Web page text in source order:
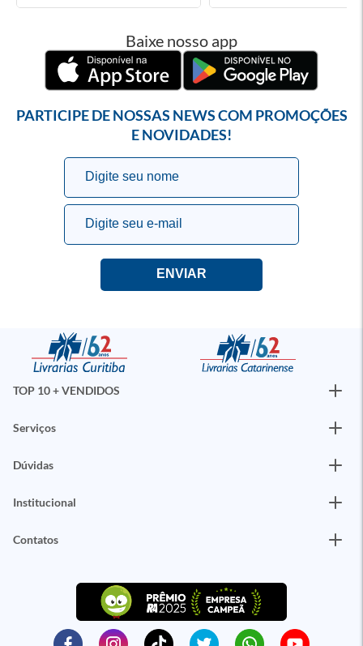
Baixe nosso app
PARTICIPE DE NOSSAS NEWS COM PROMOÇÕES
E NOVIDADES!
TOP 10 + VENDIDOS
Serviços
Dúvidas
Institucional
Contatos